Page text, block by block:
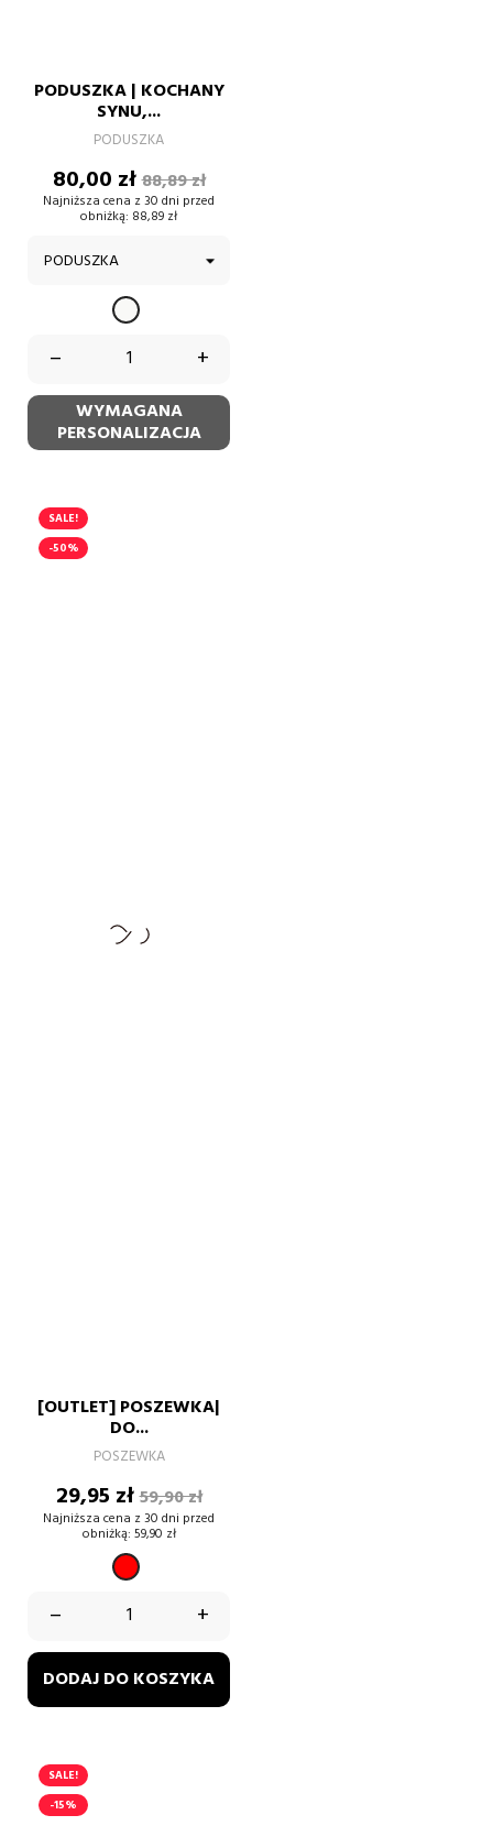
PODUSZKA | KOCHANY
SYNU,...
PODUSZKA
Cena
80,00 złCena
podstawowa
88,89 zł
Najniższa cena z 30 dni przed
obniżką: 88,89 zł
BIAŁY
– +
WYMAGANA
PERSONALIZACJA
SALE!
-50%
[OUTLET] POSZEWKA|
DO...
POSZEWKA
Cena
29,95 złCena
podstawowa
59,90 zł
Najniższa cena z 30 dni przed
obniżką: 59,90 zł
CZERWONY
– +
DODAJ DO KOSZYKA
SALE!
-15%